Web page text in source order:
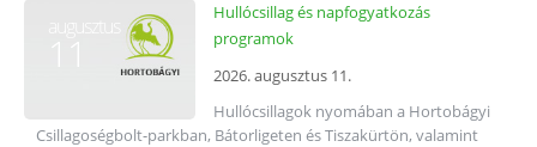
augusztus
11
Hullócsillag és napfogyatkozás
programok
2026. augusztus 11.
Hullócsillagok nyomában a Hortobágyi
Csillagoségbolt-parkban, Bátorligeten és Tiszakürtön, valamint